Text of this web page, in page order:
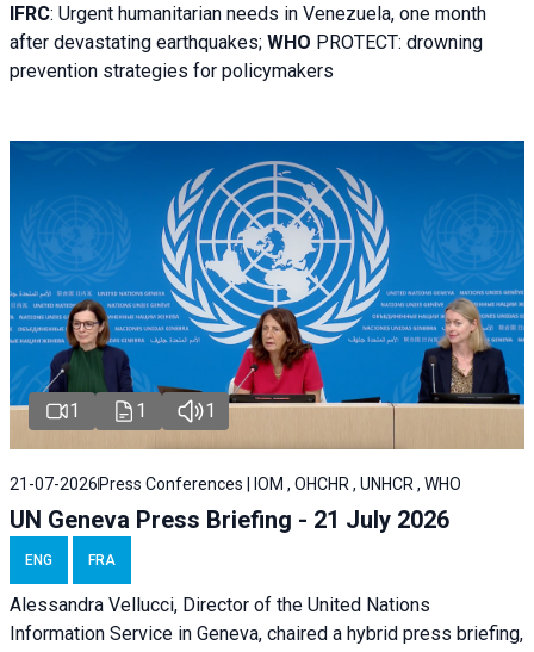
IFRC: Urgent humanitarian needs in Venezuela, one month
after devastating earthquakes; WHO PROTECT: drowning
prevention strategies for policymakers
1 1 1
21-07-2026 Press Conferences | IOM , OHCHR , UNHCR , WHO
UN Geneva Press Briefing - 21 July 2026
ENG FRA
Alessandra Vellucci, Director of the United Nations
Information Service in Geneva, chaired a hybrid press briefing,